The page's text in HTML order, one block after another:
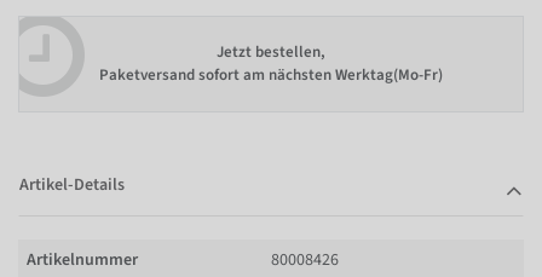
Jetzt bestellen,
Paketversand sofort am nächsten Werktag(Mo-Fr)
Artikel-Details
Artikelnummer
80008426